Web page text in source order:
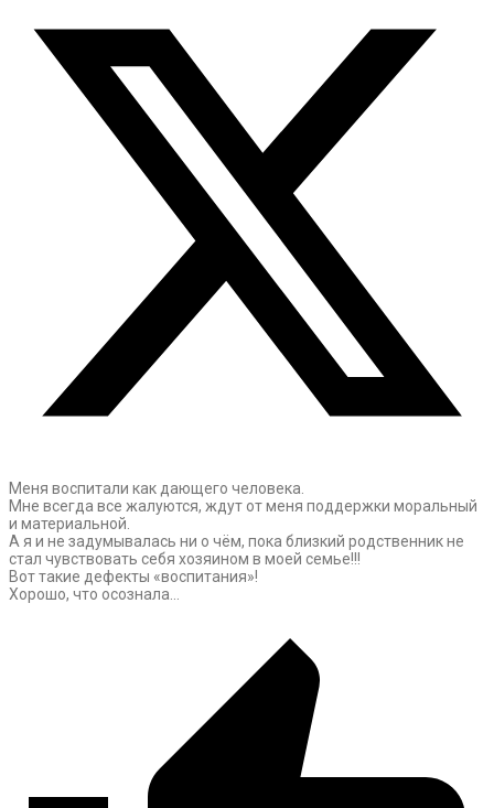
Меня воспитали как дающего человека.
Мне всегда все жалуются, ждут от меня поддержки моральный
и материальной.
А я и не задумывалась ни о чём, пока близкий родственник не
стал чувствовать себя хозяином в моей семье!!!
Вот такие дефекты «воспитания»!
Хорошо, что осознала…